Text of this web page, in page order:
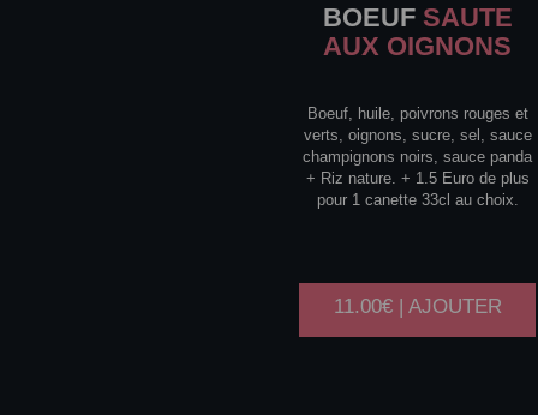
BOEUFSAUTE
AUX OIGNONS
Boeuf, huile, poivrons rouges et
verts, oignons, sucre, sel, sauce
champignons noirs, sauce panda
+ Riz nature. + 1.5 Euro de plus
pour 1 canette 33cl au choix.
11.00€ | AJOUTER